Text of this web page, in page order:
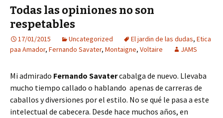
Todas las opiniones no son
respetables
17/01/2015 Uncategorized El jardin de las dudas, Etica
paa Amador, Fernando Savater, Montaigne, Voltaire JAMS
Mi admirado Fernando Savatercabalga de nuevo. Llevaba
mucho tiempo callado o hablando apenas de carreras de
caballos y diversiones por el estilo. No se qué le pasa a este
intelectual de cabecera. Desde hace muchos años, en